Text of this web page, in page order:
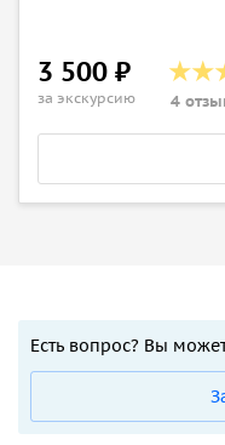
3 500 ₽
за экскурсию 4
Есть вопрос? Вы